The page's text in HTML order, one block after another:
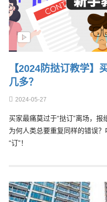
【2024防挞订教学】
几多？
2024-05-27
买家最痛莫过于“挞订”离场，报
为何人类总要重复同样的错误
“订”！